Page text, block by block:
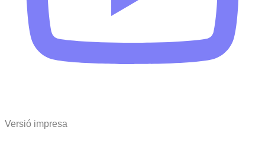
Versió impresa